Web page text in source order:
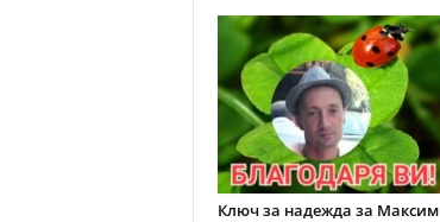
Ключ за надежда за Максим